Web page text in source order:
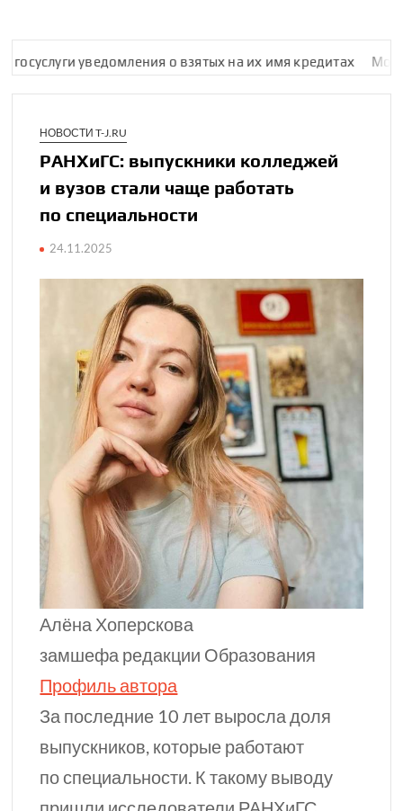
уведомления о взятых на их имя кредитах
НОВОСТИ T-J.RU
РАНХиГС: выпуск­ники колледжей
и вузов стали чаще работать
по специ­альности
24.11.2025
Алёна Хоперскова
замшефа редакции Образования
Профиль автора
За последние 10 лет выросла доля
выпускников, которые работают
по специальности. К такому выводу